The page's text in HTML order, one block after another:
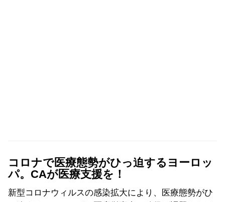
コロナで医療態勢がひっ迫するヨーロッ
パ。CAが医療支援を！
新型コロナウィルスの感染拡大により、医療態勢がひ